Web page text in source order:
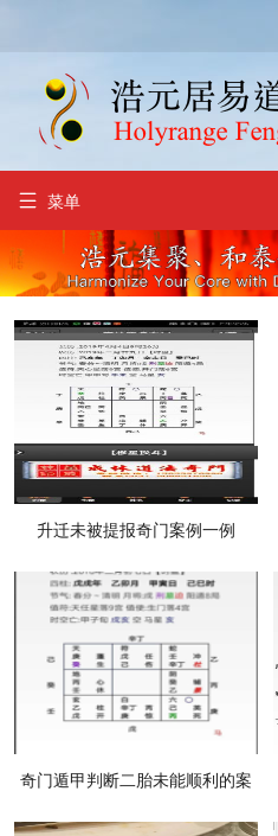
 菜单
升迁未被提报奇门案例一例
奇门遁甲判断二胎未能顺利的案